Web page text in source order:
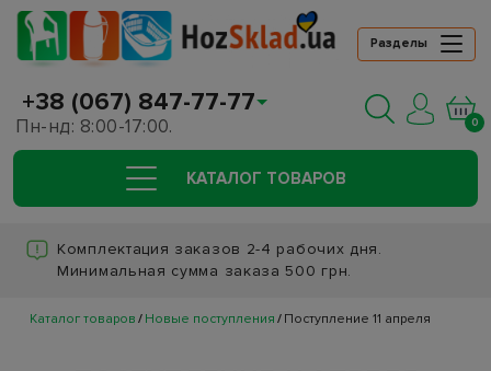
Разделы
+38 (067) 847-77-77
Пн-нд: 8:00-17:00. 0
КАТАЛОГ ТОВАРОВ
Комплектация заказов 2-4 рабочих дня.
Минимальная сумма заказа 500 грн.
Каталог товаров Новые поступления Поступление 11 апреля